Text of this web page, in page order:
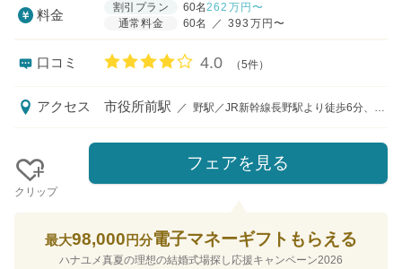
料金
割引プラン 60名262 万円〜
通常料金
60名 ／ 393万円〜
口コミ 口コミ評価
4.0 （5件）
アクセス 市役所前駅 ／ 野駅／JR新幹線長野駅より徒歩6分、長野電鉄須坂線市役所前駅より徒歩1分、上信越自動車道須坂長野東IC・長野ICより車で20分
クリップ
フェアを見る
最大98,000 円分電子マネーギフトもらえる
ハナユメ真夏の理想の結婚式場探し応援キャンペーン2026